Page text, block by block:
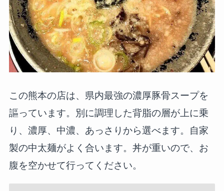
この熊本の店は、県内最強の濃厚豚骨スープを
謳っています。別に調理した背脂の層が上に乗
り、濃厚、中濃、あっさりから選べます。自家
製の中太麺がよく合います。丼が重いので、お
腹を空かせて行ってください。